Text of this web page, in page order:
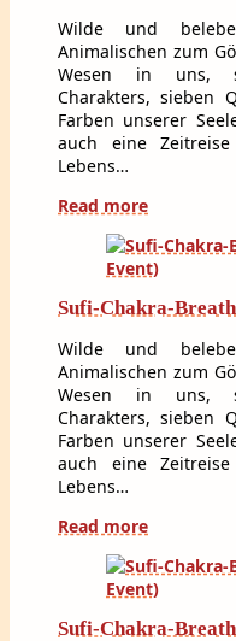
Wilde und
Animalischen zum
Wesen in uns,
Charakters, sieben
Farben unserer
auch eine
Lebens…
Read more
Sufi-Chakra-
Wilde und
Animalischen zum
Wesen in uns,
Charakters, sieben
Farben unserer
auch eine
Lebens…
Read more
Sufi-Chakra-